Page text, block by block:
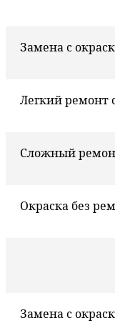
Замена с
Легкий ремонт
Сложный
Окраска без
Замена с